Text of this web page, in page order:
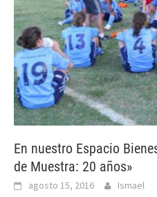
En nuestro Espacio
de Muestra: 20 años»
agosto 15, 2016 Ismael